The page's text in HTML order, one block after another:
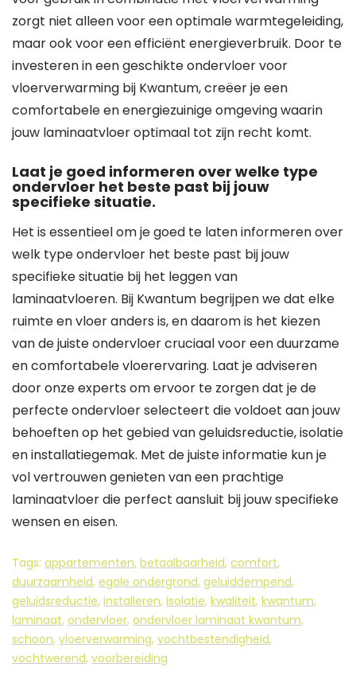
zorgt niet alleen voor een optimale warmtegeleiding,
maar ook voor een efficiënt energieverbruik. Door te
investeren in een geschikte ondervloer voor
vloerverwarming bij Kwantum, creëer je een
comfortabele en energiezuinige omgeving waarin
jouw laminaatvloer optimaal tot zijn recht komt.
Laat je goed informeren over welke type
ondervloer het beste past bij jouw
specifieke situatie.
Het is essentieel om je goed te laten informeren over
welk type ondervloer het beste past bij jouw
specifieke situatie bij het leggen van
laminaatvloeren. Bij Kwantum begrijpen we dat elke
ruimte en vloer anders is, en daarom is het kiezen
van de juiste ondervloer cruciaal voor een duurzame
en comfortabele vloerervaring. Laat je adviseren
door onze experts om ervoor te zorgen dat je de
perfecte ondervloer selecteert die voldoet aan jouw
behoeften op het gebied van geluidsreductie, isolatie
en installatiegemak. Met de juiste informatie kun je
vol vertrouwen genieten van een prachtige
laminaatvloer die perfect aansluit bij jouw specifieke
wensen en eisen.
Tags: appartementen, betaalbaarheid, comfort,
duurzaamheid, egale ondergrond, geluiddempend,
geluidsreductie, installeren, isolatie, kwaliteit, kwantum,
laminaat, ondervloer, ondervloer laminaat kwantum,
schoon, vloerverwarming, vochtbestendigheid,
vochtwerend, voorbereiding